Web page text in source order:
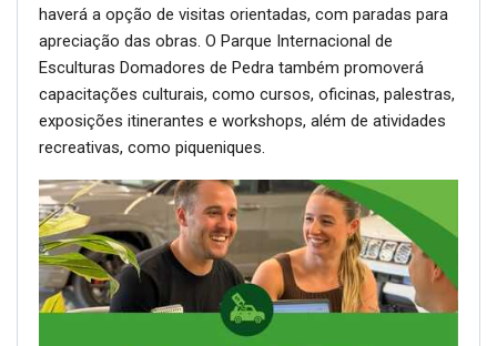
haverá a opção de visitas orientadas, com paradas para
apreciação das obras. O Parque Internacional de
Esculturas Domadores de Pedra também promoverá
capacitações culturais, como cursos, oficinas, palestras,
exposições itinerantes e workshops, além de atividades
recreativas, como piqueniques.